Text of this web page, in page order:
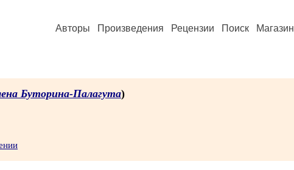
Авторы Произведения Рецензии Поиск Магазин
Буторина-Палагута)